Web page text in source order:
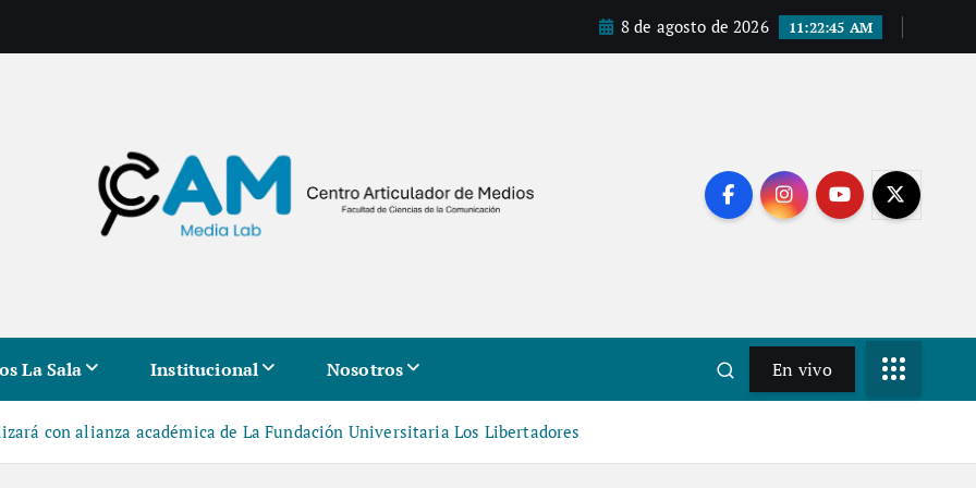
8 de agosto de 2026 11:22:46 AM
La Sala Institucional Nosotros En vivo
con alianza académica de La Fundación Universitaria Los Libertadores